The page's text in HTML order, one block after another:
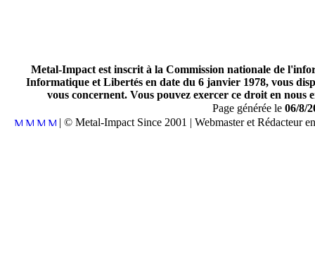
Metal-Impact est inscrit à la Commission nationale de
Informatique et Libertés en date du 6 janvier 1978, vous
vous concernent. Vous pouvez exercer ce droit en
Page générée le 06/8/
| © Metal-Impact Since 2001 | Webmaster et Rédacteur